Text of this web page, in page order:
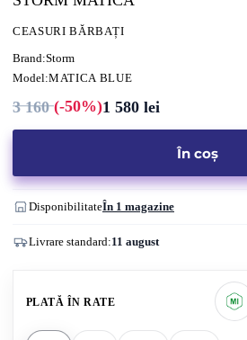
CEASURI BĂRBAȚI
Brand:Storm
Model:MATICA BLUE
3 160(-50%)Prețul
160 lei.
1 580 lei
Prețul
În coș
DisponibilitateÎn 1 magazine
Livrare standard:11 august
PLATĂ ÎN RATE